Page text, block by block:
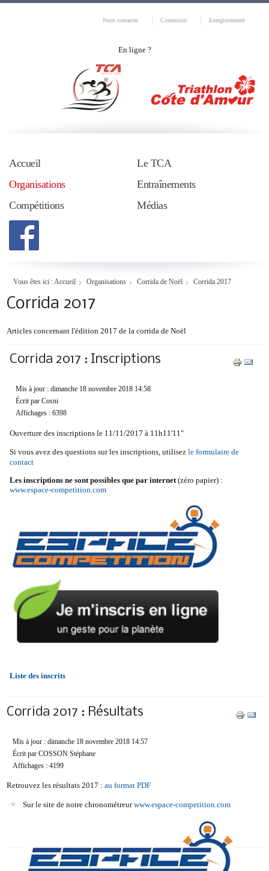
Nous contacter Connexion Enregistrement
En ligne ?
Accueil
Le TCA
Organisations
Entraînements
Compétitions
Médias
Vous êtes ici :Accueil Organisations Corrida de Noël Corrida 2017
Corrida 2017
Articles concernant l'édition 2017 de la corrida de Noël
Corrida 2017 : Inscriptions
Mis à jour : dimanche 18 novembre 2018 14:58
Écrit par Cosni
Affichages : 6398
Ouverture des inscriptions le 11/11/2017 à 11h11'11"
Si vous avez des questions sur les inscriptions, utilisezle formulaire de
contact
Les inscriptions ne sont possibles que par internet(zéro papier) :
www.espace-competition.com
Liste des inscrits
Corrida 2017 : Résultats
Mis à jour : dimanche 18 novembre 2018 14:57
Écrit par COSSON Stéphane
Affichages : 4199
Retrouvez les résultats 2017 :au format PDF
Sur le site de notre chronométreurwww.espace-competition.com